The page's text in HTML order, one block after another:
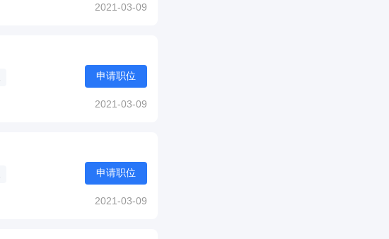
2021-03-09
申请职位
2021-03-09
申请职位
2021-03-09